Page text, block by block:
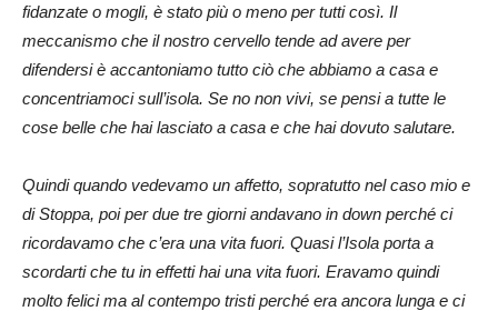
fidanzate o mogli, è stato più o meno per tutti così. Il
meccanismo che il nostro cervello tende ad avere per
difendersi è accantoniamo tutto ciò che abbiamo a casa e
concentriamoci sull’isola. Se no non vivi, se pensi a tutte le
cose belle che hai lasciato a casa e che hai dovuto salutare.
Quindi quando vedevamo un affetto, sopratutto nel caso mio e
di Stoppa, poi per due tre giorni andavano in down perché ci
ricordavamo che c’era una vita fuori. Quasi l’Isola porta a
scordarti che tu in effetti hai una vita fuori. Eravamo quindi
molto felici ma al contempo tristi perché era ancora lunga e ci